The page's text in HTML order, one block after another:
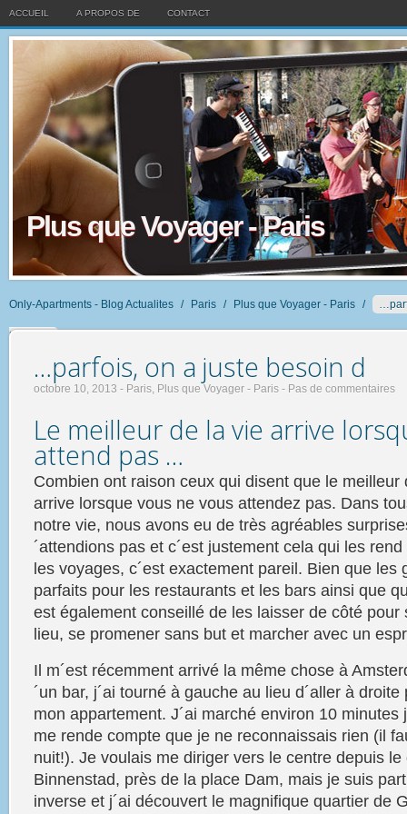
ACCUEIL A PROPOS DE CONTACT
Plus que Voyager - Paris
Only-Apartments - Blog Actualites / Paris / Plus que Voyager - Paris /
besoin d
…parfois, on a juste besoin d
octobre 10, 2013 - Paris, Plus que Voyager - Paris - Pas de commentaires
Le meilleur de la vie arrive
attend pas …
Combien ont raison ceux qui disent que le meilleur
arrive lorsque vous ne vous attendez pas. Dans
notre vie, nous avons eu de très agréables
´attendions pas et c´est justement cela qui les
les voyages, c´est exactement pareil. Bien que les
parfaits pour les restaurants et les bars ainsi que
est également conseillé de les laisser de côté pour
lieu, se promener sans but et marcher avec un
Il m´est récemment arrivé la même chose à
´un bar, j´ai tourné à gauche au lieu d´aller à
mon appartement. J´ai marché environ 10 minutes
me rende compte que je ne reconnaissais rien (il
nuit!). Je voulais me diriger vers le centre depuis le
Binnenstad, près de la place Dam, mais je suis
inverse et j´ai découvert le magnifique quartier de